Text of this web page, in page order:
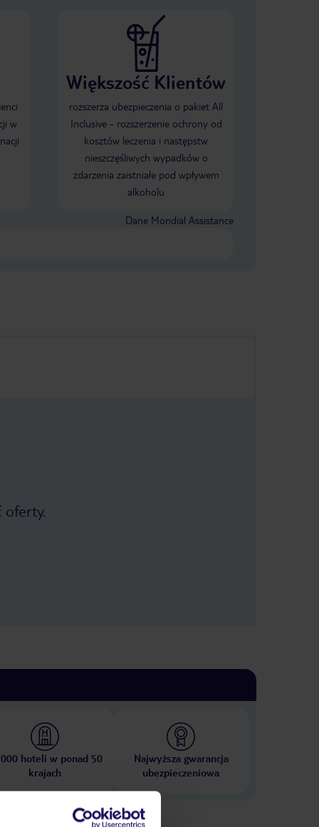
w
Większość Klientów
rozszerza ubezpieczenia o pakiet All
Inclusive - rozszerzenie ochrony od
kosztów leczenia i następstw
nieszczęśliwych wypadków o
zdarzenia zaistniałe pod wpływem
alkoholu
Dane Mondial Assistance
oferty.
hoteli w ponad 50
krajach
Najwyższa gwarancja
ubezpieczeniowa